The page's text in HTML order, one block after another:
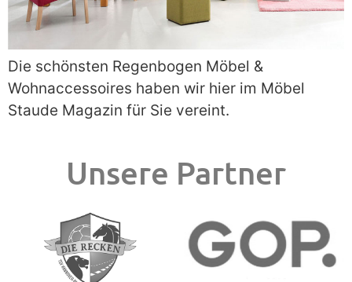
Die schönsten Regenbogen Möbel &
Wohnaccessoires haben wir hier im Möbel
Staude Magazin für Sie vereint.
Unsere Partner